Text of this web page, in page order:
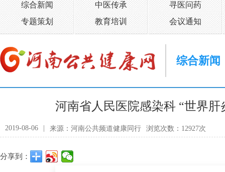
综合新闻 中医传承
寻医问药
专题策划
教育培训 会议通知
综合新闻
河南省人民医院感染科 “世界
2019-08-06 来源：河南公共频道健康同行 浏览次数：12927次
分享到：